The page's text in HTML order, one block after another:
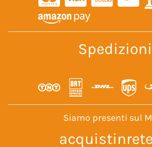
Spedizioni
Siamo presenti sul